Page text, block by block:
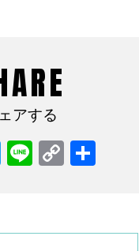
アする
TwitterLineCopy